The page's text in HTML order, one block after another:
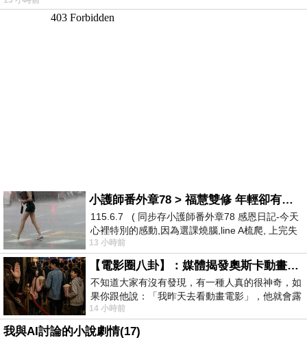
小護師番外章78 > 福慧雙修 年輕卻有個老靈魂 ㄑ金剛經〉podcast
115.6.7 ( 同步存小護師番外章78 感恩日記-今天
心裡特別的感動,因為選課燒腦,line A梳爬, 上完失
智課的她,特來傾
13 小時前
【電影圈八卦】：媒體揭發奧斯卡動畫項目投票醜聞！好萊塢為什麼看不起動畫電影？
不知道大家有沒有發現，有一種人真的很神奇，如
果你跟他說：「我昨天去看動畫電影」，他就會露
出一種慈祥的微笑，然後問你是不是陪小
14 小時前
我與AI討論的小說劇情(17)